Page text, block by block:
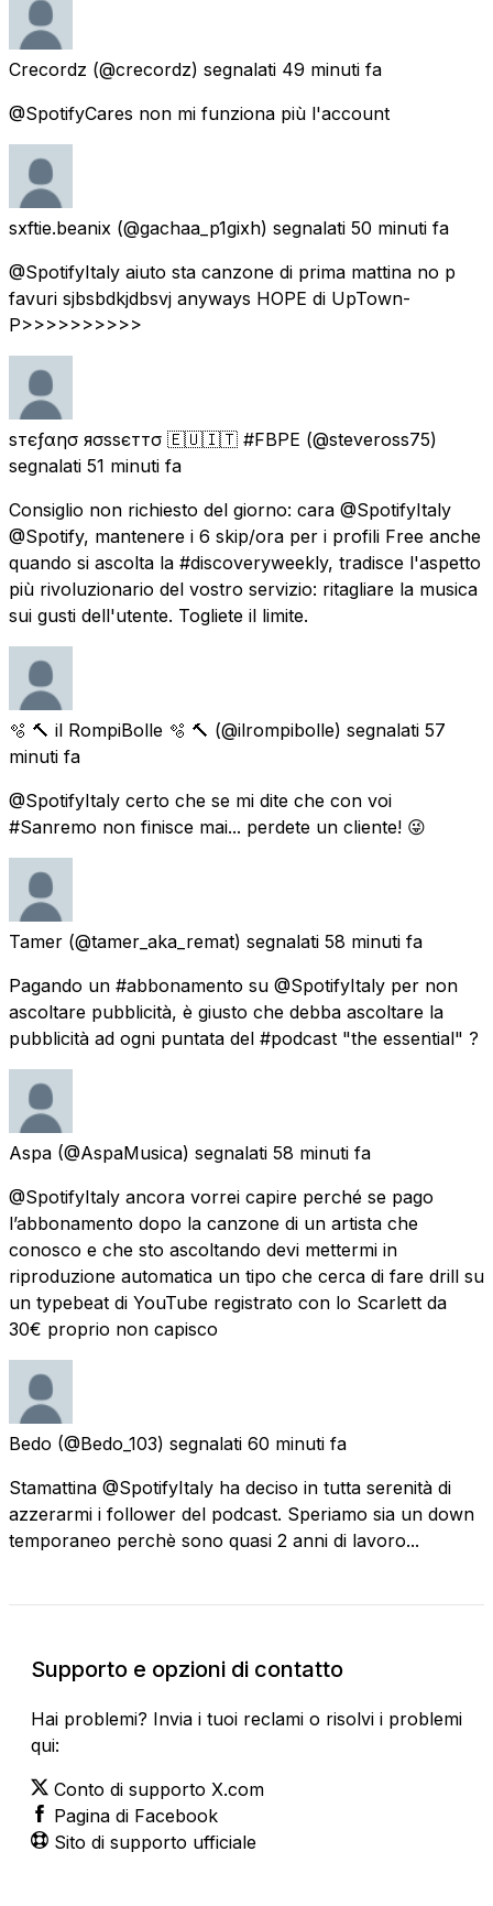
Crecordz (@crecordz) segnalati 49 minuti fa
@SpotifyCares non mi funziona più l'account
sxftie.beanix (@gachaa_p1gixh) segnalati 50 minuti fa
@SpotifyItaly aiuto sta canzone di prima mattina no p
favuri sjbsbdkjdbsvj anyways HOPE di UpTown-
P>>>>>>>>>>
ѕтєƒαησ яσѕѕєттσ 🇪🇺🇮🇹 #FBPE (@steveross75)
segnalati 51 minuti fa
Consiglio non richiesto del giorno: cara @SpotifyItaly
@Spotify, mantenere i 6 skip/ora per i profili Free anche
quando si ascolta la #discoveryweekly, tradisce l'aspetto
più rivoluzionario del vostro servizio: ritagliare la musica
sui gusti dell'utente. Togliete il limite.
🫧 🔨 il RompiBolle 🫧 🔨 (@ilrompibolle) segnalati 57
minuti fa
@SpotifyItaly certo che se mi dite che con voi
#Sanremo non finisce mai... perdete un cliente! 😜
Tamer (@tamer_aka_remat) segnalati 58 minuti fa
Pagando un #abbonamento su @SpotifyItaly per non
ascoltare pubblicità, è giusto che debba ascoltare la
pubblicità ad ogni puntata del #podcast "the essential" ?
Aspa (@AspaMusica) segnalati 58 minuti fa
@SpotifyItaly ancora vorrei capire perché se pago
l’abbonamento dopo la canzone di un artista che
conosco e che sto ascoltando devi mettermi in
riproduzione automatica un tipo che cerca di fare drill su
un typebeat di YouTube registrato con lo Scarlett da
30€ proprio non capisco
Bedo (@Bedo_103) segnalati 60 minuti fa
Stamattina @SpotifyItaly ha deciso in tutta serenità di
azzerarmi i follower del podcast. Speriamo sia un down
temporaneo perchè sono quasi 2 anni di lavoro...
Supporto e opzioni di contatto
Hai problemi? Invia i tuoi reclami o risolvi i problemi
qui:
Conto di supporto X.com
Pagina di Facebook
Sito di supporto ufficiale